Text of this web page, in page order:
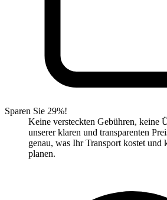
Sparen Sie 29%!
Keine versteckten Gebühren, keine
unserer klaren und transparenten
genau, was Ihr Transport kostet und
planen.